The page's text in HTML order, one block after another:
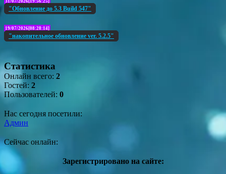
"Обновление до 5.3 Build 547"
19/07/2026[08:28:14]
"накопительное обновление ver. 5.2.5"
Статистика
Онлайн всего: 2
Гостей: 2
Пользователей: 0
Нас сегодня посетили:
Админ
Сейчас онлайн:
Зарегистрировано на сайте: